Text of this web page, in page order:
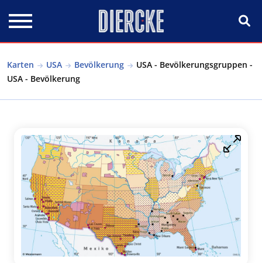
Karten USA Bevölkerung
USA - Bevölkerungsgruppen -
USA - Bevölkerung